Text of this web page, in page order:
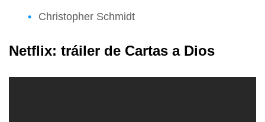
Christopher Schmidt
Netflix: tráiler de Cartas a Dios